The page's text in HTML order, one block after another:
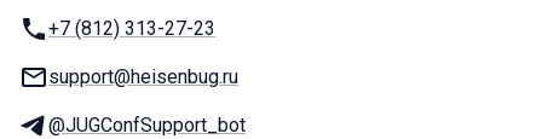
Телефон:
+7 (812) 313-27-23
E-mail:
support@heisenbug.ru
Телеграм:
@JUGConfSupport_bot